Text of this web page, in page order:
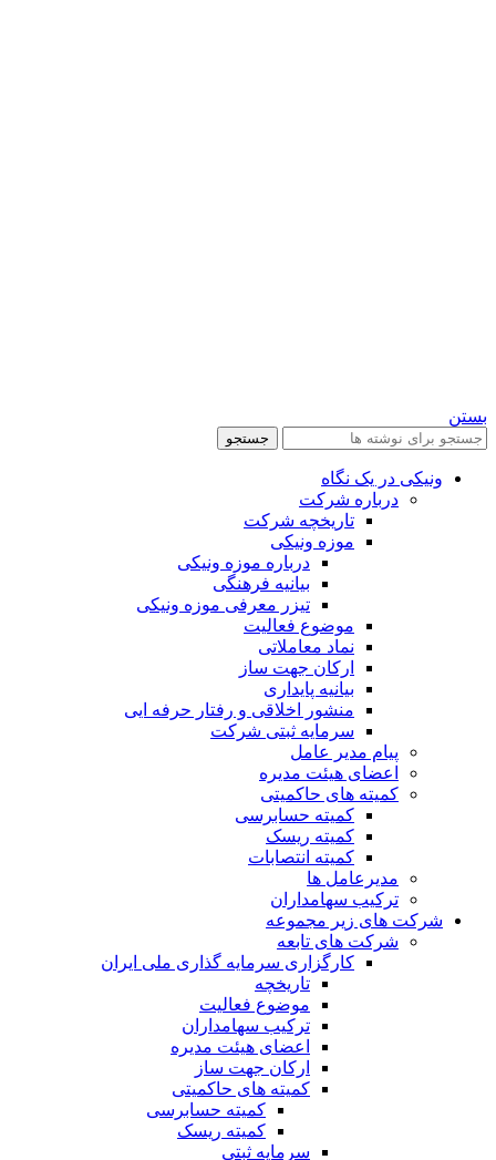
بستن
جستجو
ونیکی در یک نگاه
درباره شرکت
تاریخچه شرکت
موزه ونیکی
درباره موزه ونیکی
بیانیه فرهنگی
تیزر معرفی موزه ونیکی
موضوع فعالیت
نماد معاملاتی
ارکان جهت ساز
بیانیه پایداری
منشور اخلاقی و رفتار حرفه ایی
سرمایه ثبتی شرکت
پیام مدیر عامل
اعضای هیئت مدیره
کمیته های حاکمیتی
کمیته حسابرسی
کمیته ریسک
کمیته انتصابات
مدیرعامل ها
ترکیب سهامداران
شرکت های زیر مجموعه
شرکت های تابعه
کارگزاری سرمایه گذاری ملی ایران
تاریخچه
موضوع فعالیت
ترکیب سهامداران
اعضای هیئت مدیره
ارکان جهت ساز
کمیته های حاکمیتی
کمیته حسابرسی
کمیته ریسک
سرمایه ثبتی